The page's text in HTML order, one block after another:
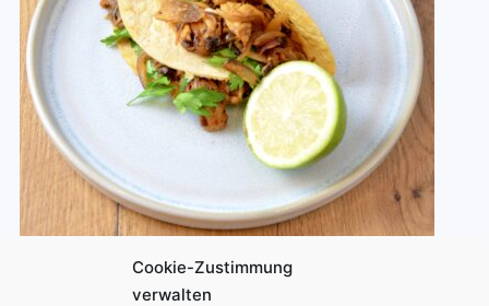
Cookie-Zustimmung
verwalten